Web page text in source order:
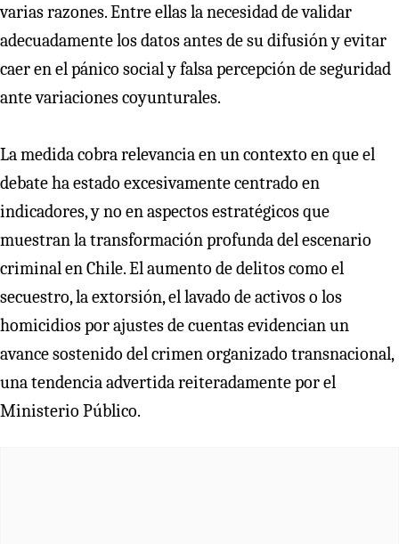
varias razones. Entre ellas la necesidad de validar
adecuadamente los datos antes de su difusión y evitar
caer en el pánico social y falsa percepción de seguridad
ante variaciones coyunturales.
La medida cobra relevancia en un contexto en que el
debate ha estado excesivamente centrado en
indicadores, y no en aspectos estratégicos que
muestran la transformación profunda del escenario
criminal en Chile. El aumento de delitos como el
secuestro, la extorsión, el lavado de activos o los
homicidios por ajustes de cuentas evidencian un
avance sostenido del crimen organizado transnacional,
una tendencia advertida reiteradamente por el
Ministerio Público.